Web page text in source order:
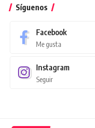
Síguenos
Facebook
Me gusta
Instagram
Seguir